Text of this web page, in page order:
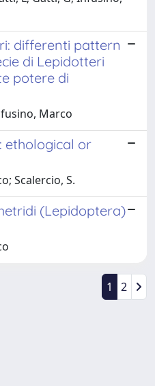
differenti pattern
di Lepidotteri
potere di
Marco
ethological or
Scalercio, S.
(Lepidoptera)
1 2